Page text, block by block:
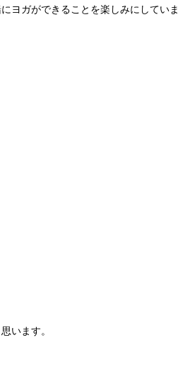
ヨガができることを楽しみにしていま
います。